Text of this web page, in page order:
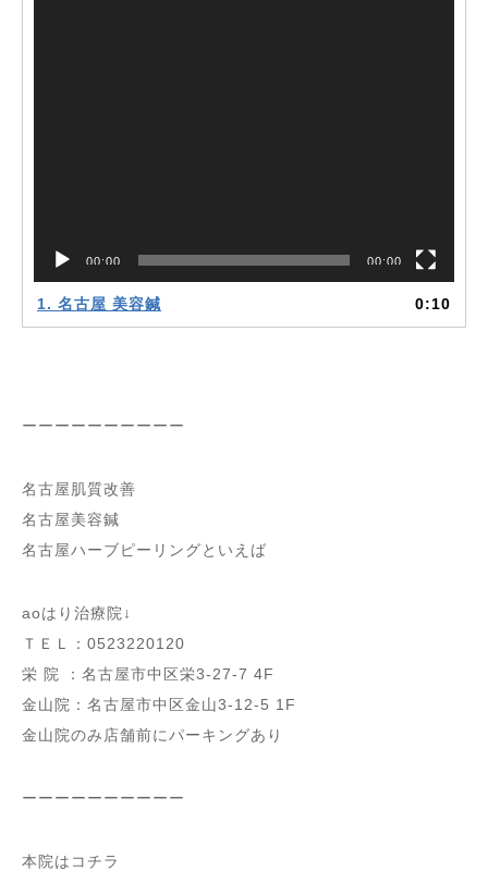
00:00 00:00
1. 名古屋 美容鍼 0:10
ーーーーーーーーーー
名古屋肌質改善
名古屋美容鍼
名古屋ハーブピーリングといえば
aoはり治療院↓
ＴＥＬ：0523220120
栄 院 ：名古屋市中区栄3-27-7 4F
金山院：名古屋市中区金山3-12-5 1F
金山院のみ店舗前にパーキングあり
ーーーーーーーーーー
本院はコチラ